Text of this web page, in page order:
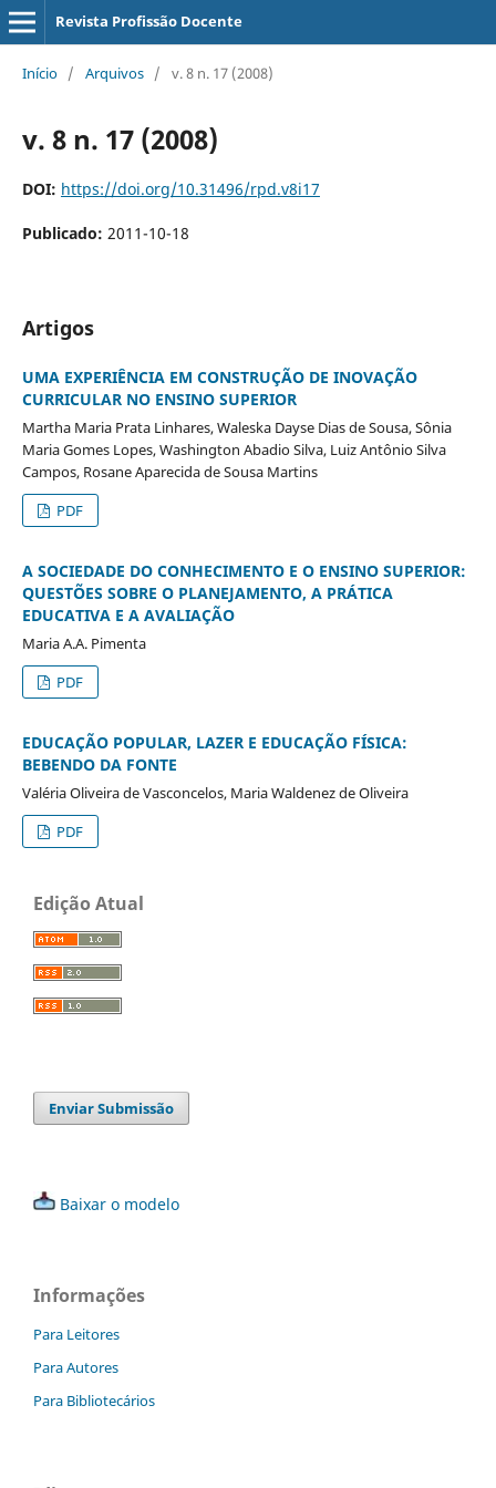
Revista Profissão Docente
Início / Arquivos / v. 8 n. 17 (2008)
v. 8 n. 17 (2008)
DOI: https://doi.org/10.31496/rpd.v8i17
Publicado: 2011-10-18
Artigos
UMA EXPERIÊNCIA EM CONSTRUÇÃO DE INOVAÇÃO
CURRICULAR NO ENSINO SUPERIOR
Martha Maria Prata Linhares, Waleska Dayse Dias de Sousa, Sônia
Maria Gomes Lopes, Washington Abadio Silva, Luiz Antônio Silva
Campos, Rosane Aparecida de Sousa Martins
PDF
A SOCIEDADE DO CONHECIMENTO E O ENSINO SUPERIOR:
QUESTÕES SOBRE O PLANEJAMENTO, A PRÁTICA
EDUCATIVA E A AVALIAÇÃO
Maria A.A. Pimenta
PDF
EDUCAÇÃO POPULAR, LAZER E EDUCAÇÃO FÍSICA:
BEBENDO DA FONTE
Valéria Oliveira de Vasconcelos, Maria Waldenez de Oliveira
PDF
Edição Atual
Enviar Submissão
Baixar o modelo
Informações
Para Leitores
Para Autores
Para Bibliotecários